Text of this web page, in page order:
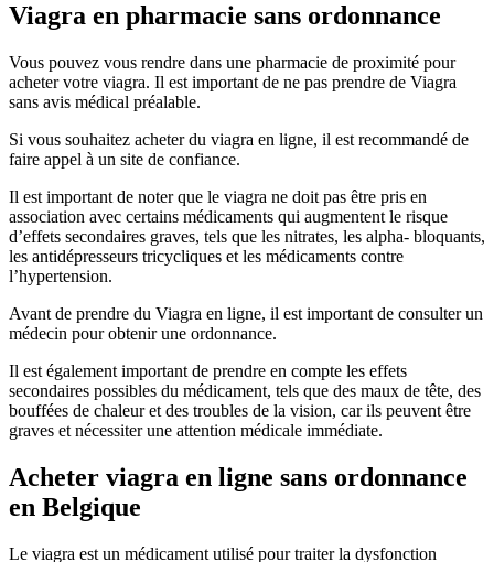
Viagra en pharmacie sans ordonnance
Vous pouvez vous rendre dans une pharmacie de proximité pour
acheter votre viagra. Il est important de ne pas prendre de Viagra
sans avis médical préalable.
Si vous souhaitez acheter du viagra en ligne, il est recommandé de
faire appel à un site de confiance.
Il est important de noter que le viagra ne doit pas être pris en
association avec certains médicaments qui augmentent le risque
d’effets secondaires graves, tels que les nitrates, les alpha- bloquants,
les antidépresseurs tricycliques et les médicaments contre
l’hypertension.
Avant de prendre du Viagra en ligne, il est important de consulter un
médecin pour obtenir une ordonnance.
Il est également important de prendre en compte les effets
secondaires possibles du médicament, tels que des maux de tête, des
bouffées de chaleur et des troubles de la vision, car ils peuvent être
graves et nécessiter une attention médicale immédiate.
Acheter viagra en ligne sans ordonnance
en Belgique
Le viagra est un médicament utilisé pour traiter la dysfonction